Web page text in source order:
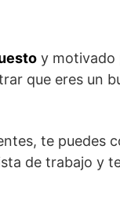
y motivado
que eres un
te puedes
de trabajo y